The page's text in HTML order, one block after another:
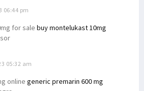
06:44 pm
for sale buy montelukast 10mg
05:32 am
online generic premarin 600 mg